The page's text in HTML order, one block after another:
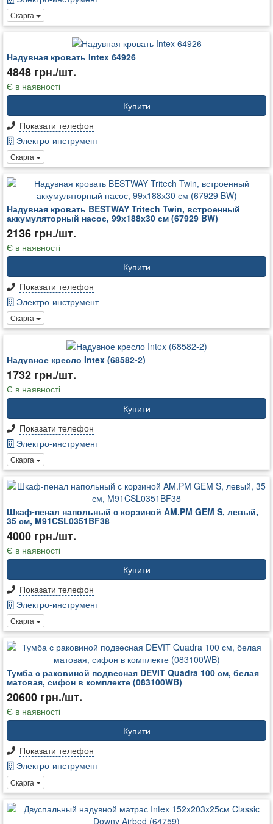
Скарга
Надувная кровать Intex 64926
4848 грн./шт.
Є в наявності
Купити
Показати телефон
Электро-инструмент
Скарга
Надувная кровать BESTWAY Tritech Twin, встроенный
аккумуляторный насос, 99х188х30 см (67929 BW)
2136 грн./шт.
Є в наявності
Купити
Показати телефон
Электро-инструмент
Скарга
Надувное кресло Intex (68582-2)
1732 грн./шт.
Є в наявності
Купити
Показати телефон
Электро-инструмент
Скарга
Шкаф-пенал напольный с корзиной AM.PM GEM S, левый,
35 см, M91CSL0351BF38
4000 грн./шт.
Є в наявності
Купити
Показати телефон
Электро-инструмент
Скарга
Тумба с раковиной подвесная DEVIT Quadra 100 см, белая
матовая, сифон в комплекте (083100WB)
20600 грн./шт.
Є в наявності
Купити
Показати телефон
Электро-инструмент
Скарга